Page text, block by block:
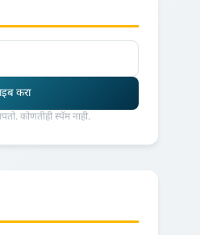
करा
कोणतीही स्पॅम नाही.